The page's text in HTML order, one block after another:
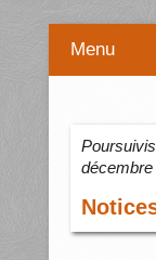
Menu
décembre